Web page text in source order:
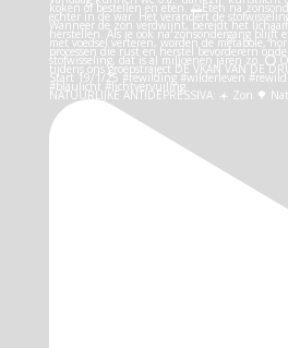
NATUURLIJKE ANTIDEPRESSIVA: ☀️ Zon 🌳